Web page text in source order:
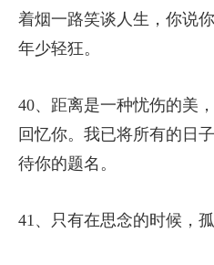
着烟一路笑谈人生，你说
年少轻狂。
40、距离是一种忧伤的美
回忆你。我已将所有的日
待你的题名。
41、只有在思念的时候，